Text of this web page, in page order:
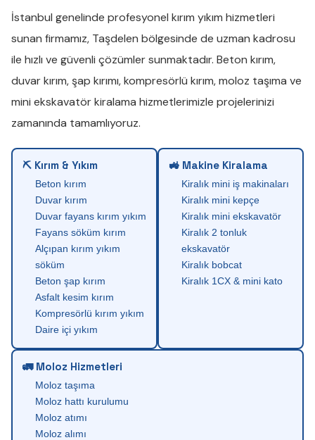
İstanbul genelinde profesyonel kırım yıkım hizmetleri
sunan firmamız, Taşdelen bölgesinde de uzman kadrosu
ile hızlı ve güvenli çözümler sunmaktadır. Beton kırım,
duvar kırım,şap kırımı,kompresörlü kırım,moloz taşıma ve
mini ekskavatör kiralama hizmetlerimizle projelerinizi
zamanında tamamlıyoruz.
⛏ Kırım & Yıkım
Beton kırım
Duvar kırım
Duvar fayans kırım yıkım
Fayans söküm kırım
Alçıpan kırım yıkım
söküm
Beton şap kırım
Asfalt kesim kırım
Kompresörlü kırım yıkım
Daire içi yıkım
🚜 Makine Kiralama
Kiralık mini iş makinaları
Kiralık mini kepçe
Kiralık mini ekskavatör
Kiralık 2 tonluk
ekskavatör
Kiralık bobcat
Kiralık 1CX & mini kato
🚛 Moloz Hizmetleri
Moloz taşıma
Moloz hattı kurulumu
Moloz atımı
Moloz alımı